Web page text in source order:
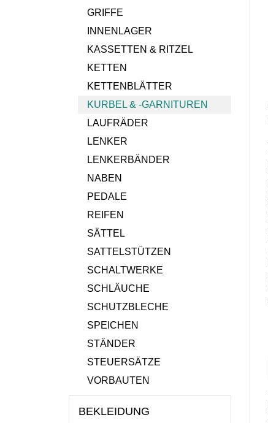
GRIFFE
INNENLAGER
KASSETTEN & RITZEL
KETTEN
KETTENBLÄTTER
KURBEL & -GARNITUREN
LAUFRÄDER
LENKER
LENKERBÄNDER
NABEN
PEDALE
REIFEN
SÄTTEL
SATTELSTÜTZEN
SCHALTWERKE
SCHLÄUCHE
SCHUTZBLECHE
SPEICHEN
STÄNDER
STEUERSÄTZE
VORBAUTEN
BEKLEIDUNG